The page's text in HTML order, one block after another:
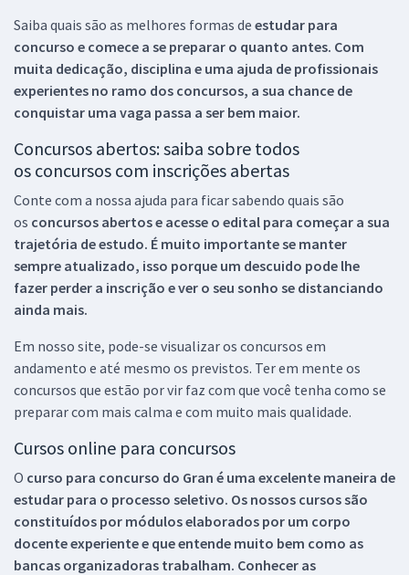
Saiba quais são as melhores formas de estudar para
concurso e comece a se preparar o quanto antes. Com
muita dedicação, disciplina e uma ajuda de profissionais
experientes no ramo dos concursos, a sua chance de
conquistar uma vaga passa a ser bem maior.
Concursos abertos: saiba sobre todos
os concursos com inscrições abertas
Conte com a nossa ajuda para ficar sabendo quais são
os concursos abertos e acesse o edital para começar a sua
trajetória de estudo. É muito importante se manter
sempre atualizado, isso porque um descuido pode lhe
fazer perder a inscrição e ver o seu sonho se distanciando
ainda mais.
Em nosso site, pode-se visualizar os concursos em
andamento e até mesmo os previstos. Ter em mente os
concursos que estão por vir faz com que você tenha como se
preparar com mais calma e com muito mais qualidade.
Cursos online para concursos
O curso para concurso do Gran é uma excelente maneira de
estudar para o processo seletivo. Os nossos cursos são
constituídos por módulos elaborados por um corpo
docente experiente e que entende muito bem como as
bancas organizadoras trabalham. Conhecer as